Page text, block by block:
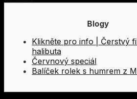
Blogy
Klikněte pro info | Čerstvý
halibuta
Červnový speciál
Balíček rolek s humrem z